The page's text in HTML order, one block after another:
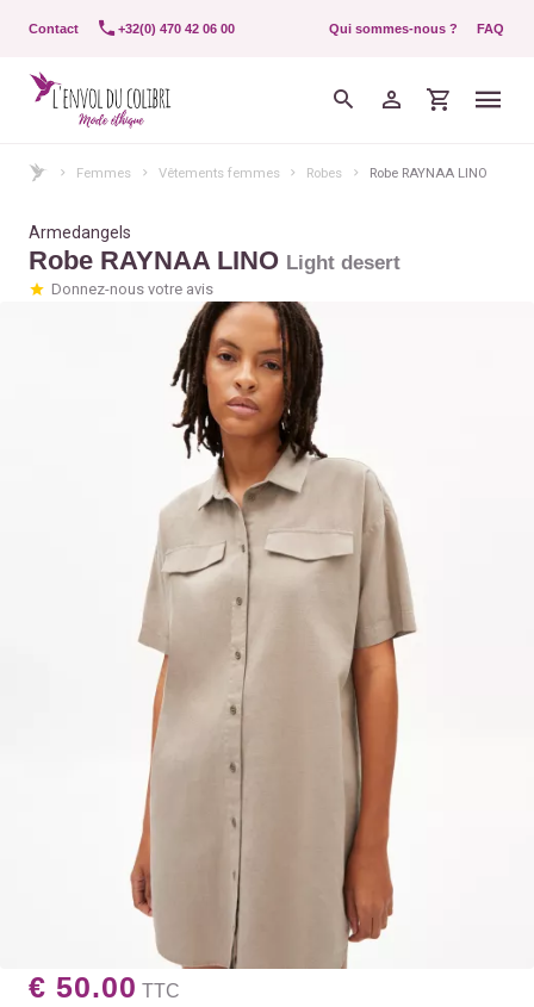
Contact +32(0) 470 42 06 00 Qui sommes-nous ? FAQ
Femmes Vêtements femmes Robes Robe RAYNAA LINO
Armedangels
Robe RAYNAA LINO Light desert
Donnez-nous votre avis
€ 50.00 TTC